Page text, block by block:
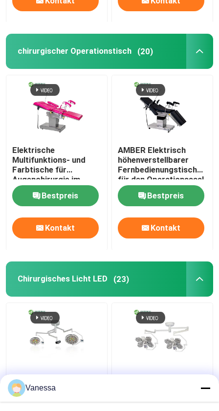
chirurgischer Operationstisch (20)
Elektrische
Multifunktions- und
Farbtische für
Augenchirurgie im
Krankenhaus
Bestpreis
Kontakt
AMBER Elektrisch
höhenverstellbarer
Fernbedienungstisch
für den Operationssaal,
Wirbelsäulenchirurgie
Bestpreis
Kontakt
Chirurgisches Licht LED (23)
Hoapital
Operationslicht
Schattenlose LED-
Vanessa